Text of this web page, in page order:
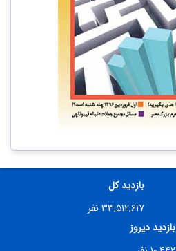
بازدید کل
۳۳,۵۱۲,۶۱۷ نفر
بازدید دیروز